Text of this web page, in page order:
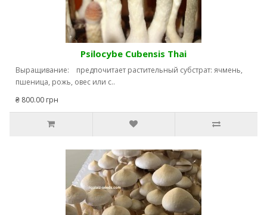
Psilocybe Cubensis Thai
Выращивание: предпочитает растительный субстрат: ячмень,
пшеница, рожь, овес или с..
₴ 800.00 грн